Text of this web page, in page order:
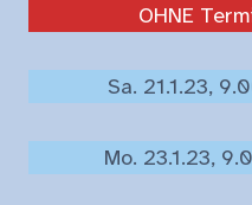
OHNE
Sa. 21.1.23,
Mo. 23.1.23,